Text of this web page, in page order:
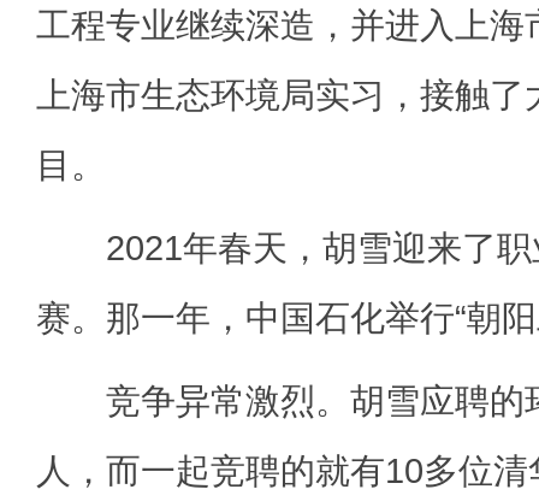
工程专业继续深造，并进入上海
上海市生态环境局实习，接触
目。
2021年春天，胡雪迎来了职
赛。那一年，中国石化举行“朝
竞争异常激烈。胡雪应聘的
人，而一起竞聘的就有10多位